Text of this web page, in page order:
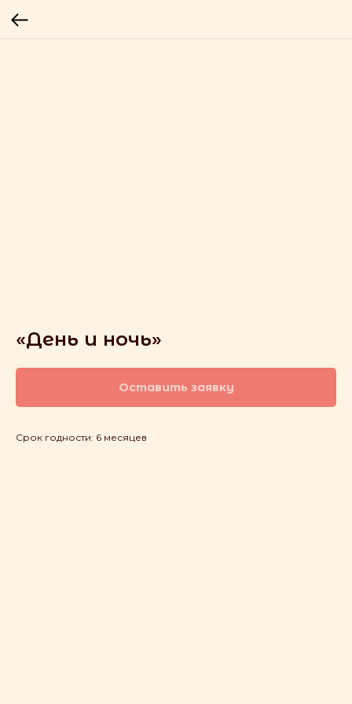
«День и ночь»
Оставить заявку
Срок годности: 6 месяцев